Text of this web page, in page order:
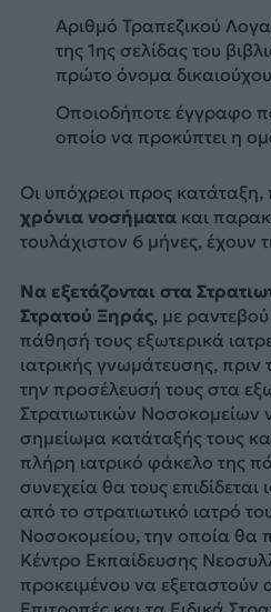
Αριθμό Τραπεζικού
της 1ης σελίδας του
πρώτο όνομα
Οποιοδήποτε έγγραφο
οποίο να προκύπτει η
Οι υπόχρεοι προς κατάταξη,
χρόνια νοσήματακαι
τουλάχιστον 6 μήνες, έχουν
Να εξετάζονται στα
Στρατού Ξηράς, με
πάθησή τους εξωτερικά
ιατρικής γνωμάτευσης,
την προσέλευσή τους στα
Στρατιωτικών Νοσοκομείων
σημείωμα κατάταξής τους
πλήρη ιατρικό φάκελο της
συνεχεία θα τους
από το στρατιωτικό ιατρό
Νοσοκομείου, την οποία θα
Κέντρο Εκπαίδευσης
προκειμένου να εξεταστούν